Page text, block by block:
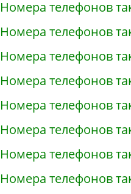
Номера телефонов
Номера телефонов
Номера телефонов
Номера телефонов
Номера телефонов
Номера телефонов
Номера телефонов
Номера телефонов